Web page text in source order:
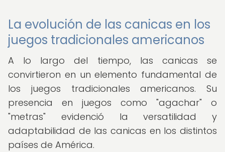
La evolución de las canicas en los
juegos tradicionales americanos
A lo largo del tiempo, las canicas se
convirtieron en un elemento fundamental de
los juegos tradicionales americanos. Su
presencia en juegos como "agachar" o
"metras" evidenció la versatilidad y
adaptabilidad de las canicas en los distintos
países de América.